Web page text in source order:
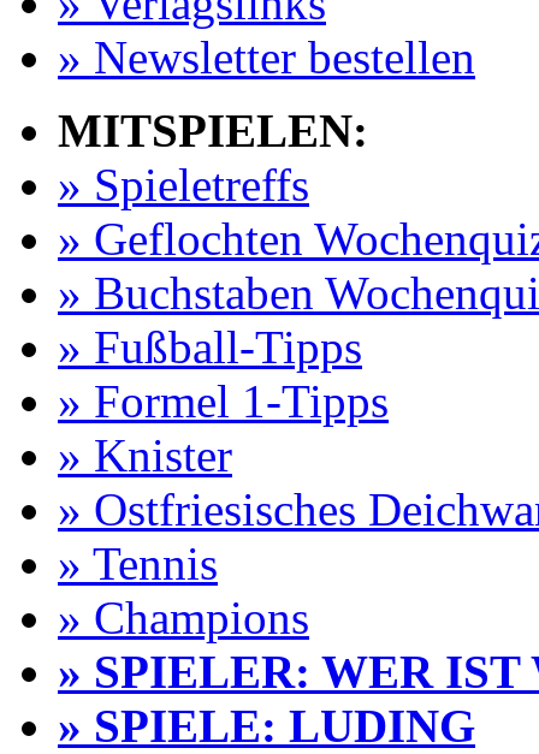
» Newsletter bestellen
MITSPIELEN:
» Spieletreffs
» Geflochten
» Buchstaben
» Fußball-Tipps
» Formel 1-Tipps
» Knister
» Ostfriesisches
» Tennis
» Champions
» SPIELER: WER IST
» SPIELE: LUDING